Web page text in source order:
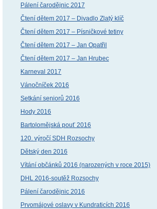
Pálení čarodějnic 2017
Čtení dětem 2017 – Divadlo Zlatý klíč
Čtení dětem 2017 – Písničkové tetiny
Čtení dětem 2017 – Jan Opatřil
Čtení dětem 2017 – Jan Hrubec
Karneval 2017
Vánočníček 2016
Setkání seniorů 2016
Hody 2016
Bartolomějská pouť 2016
120. výročí SDH Rozsochy
Dětský den 2016
Vítání občánků 2016 (narozených v roce 2015)
DHL 2016-soutěž Rozsochy
Pálení čarodějnic 2016
Prvomájové oslavy v Kundraticích 2016